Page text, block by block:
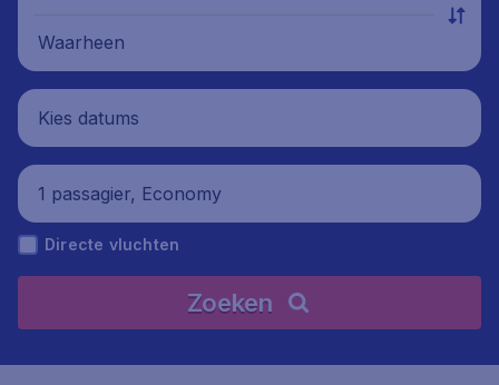
Waarheen
Kies datums
1 passagier, Economy
Directe vluchten
Zoeken